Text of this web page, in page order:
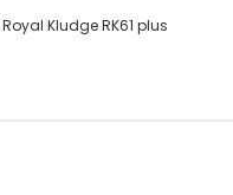
Royal Kludge RK61 plus